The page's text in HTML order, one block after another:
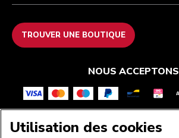
TROUVER UNE BOUTIQUE
NOUS ACCEPTONS
SUIVEZ-NOUS
Utilisation des cookies